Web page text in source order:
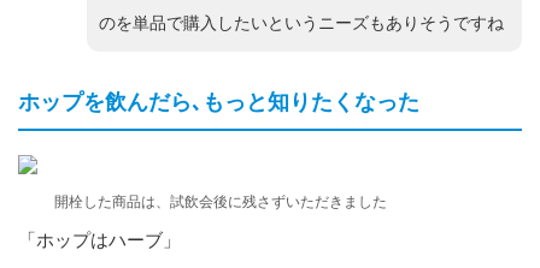
のを単品で購入したいというニーズもありそうですね
ホップを飲んだら､もっと知りたくなった
開栓した商品は、試飲会後に残さずいただきました
「ホップはハーブ」